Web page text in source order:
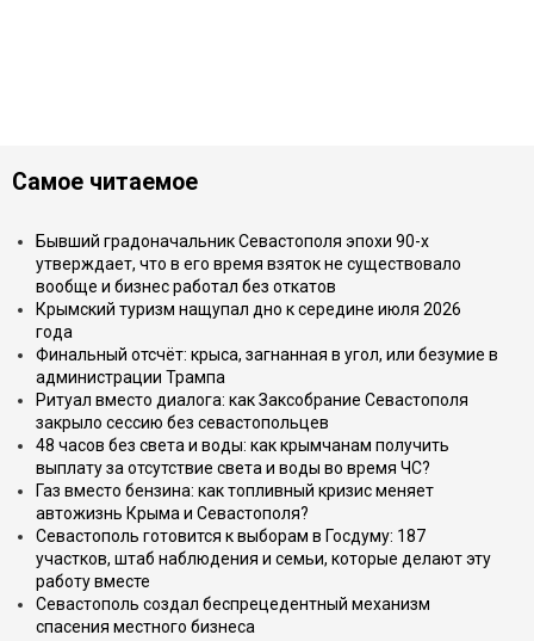
Самое читаемое
Бывший градоначальник Севастополя эпохи 90-х
утверждает, что в его время взяток не существовало
вообще и бизнес работал без откатов
Крымский туризм нащупал дно к середине июля 2026
года
Финальный отсчёт: крыса, загнанная в угол, или безумие в
администрации Трампа
Ритуал вместо диалога: как Заксобрание Севастополя
закрыло сессию без севастопольцев
48 часов без света и воды: как крымчанам получить
выплату за отсутствие света и воды во время ЧС?
Газ вместо бензина: как топливный кризис меняет
автожизнь Крыма и Севастополя?
Севастополь готовится к выборам в Госдуму: 187
участков, штаб наблюдения и семьи, которые делают эту
работу вместе
Севастополь создал беспрецедентный механизм
спасения местного бизнеса